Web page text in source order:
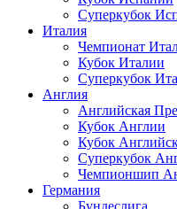
Суперкубок
Италия
Чемпионат
Кубок Италии
Суперкубок
Англия
Английская
Кубок Англии
Кубок
Суперкубок
Чемпионшип
Германия
Бундеслига